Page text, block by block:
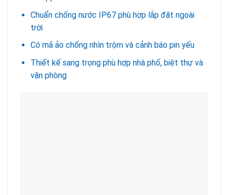
Chuẩn chống nước IP67 phù hợp lắp đặt ngoài
trời
Có mã ảo chống nhìn trộm và cảnh báo pin yếu
Thiết kế sang trọng phù hợp nhà phố, biệt thự và
văn phòng